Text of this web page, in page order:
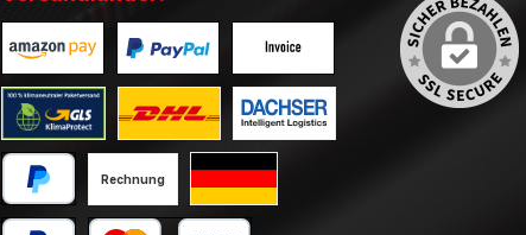
PayPal
Rechnung
Benutzerdefiniertes Bild 1Benutzerdefiniertes Bild 2Benutzerdefiniertes Bild 3
Standard GLS Versand
Benutzerdefiniertes Bild 1Benutzerdefiniertes Bild 2Benutzerdefiniertes Bild 3